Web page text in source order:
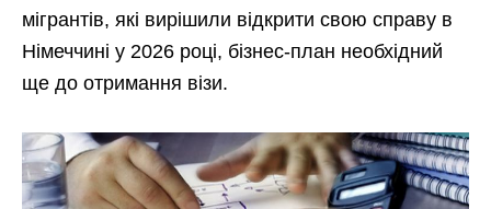
мігрантів, які вирішили відкрити свою справу в
Німеччині у 2026 році, бізнес-план необхідний
ще до отримання візи.